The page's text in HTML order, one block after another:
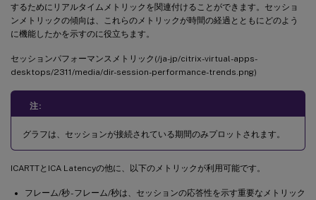
するためにリアルタイムメトリックを関連付けることができます。セッショ
ンメトリックの傾向は、これらのメトリックが時間の経過とともにどのよう
に機能したかを示すのに役立ちます。
セッションパフォーマンスメトリック(/ja-jp/citrix-virtual-apps-
desktops/2311/media/dir-session-performance-trends.png)
注:
グラフは、セッションが接続されている期間のみプロットされます。
ICARTTとICA Latencyの他に、以下のメトリックが利用可能です。
フレーム/秒 - フレーム/秒は、セッションの応答性を示す重要なメトリック